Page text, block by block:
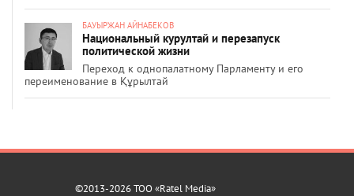
БАУЫРЖАН АЙНАБЕКОВ
Национальный курултай и перезапуск
политической жизни
Переход к однопалатному Парламенту и его
переименование в Құрылтай
©2013-2026 ТОО «Ratel Media»